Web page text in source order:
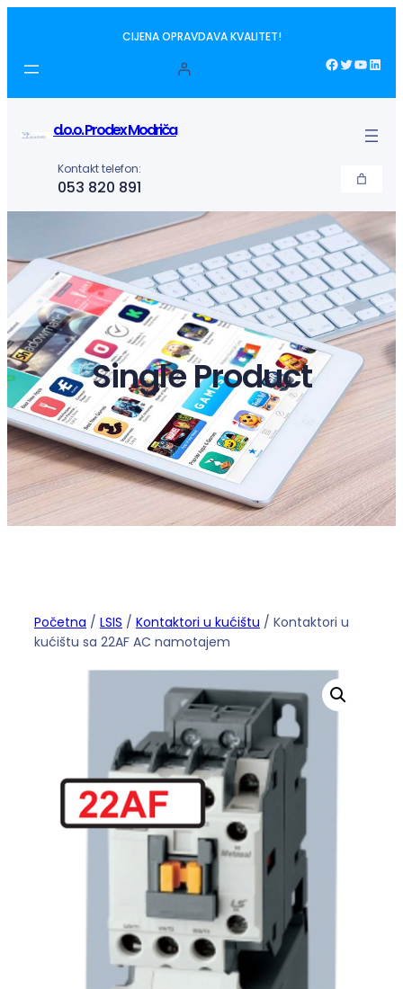
sadržaj
CIJENA OPRAVDAVA KVALITET!
Facebook Twitter YouTube LinkedIn
d.o.o. Prodex Modriča
Kontakt telefon:
053 820 891
Single Product
Početna / LSIS / Kontaktori u kućištu / Kontaktori u
kućištu sa 22AF AC namotajem